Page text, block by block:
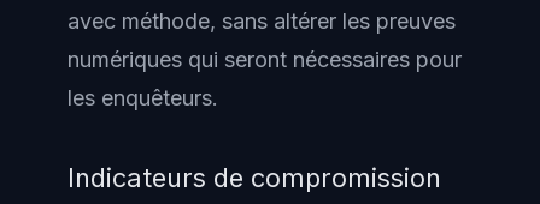
avec méthode, sans altérer les preuves
numériques qui seront nécessaires pour
les enquêteurs.
Indicateurs de compromission